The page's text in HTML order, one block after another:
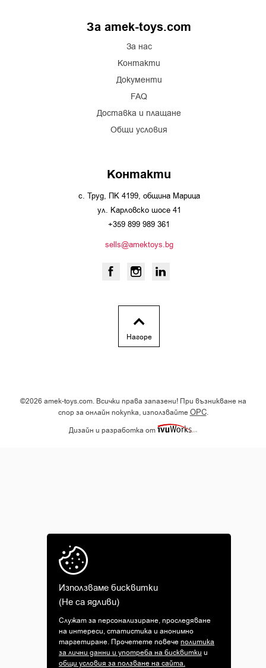
Използваме бисквитки
(Не са ядливи)
Служат за персонализиране, проследяване
на интереси, статистика и анонимно
таргетиране. Прочетете повечеполитика
за лични данни и употреба на бисквитки и
общи условия за ползване на сайта.
За amek-toys.com
За нас
Контакти
Документи
FAQ
Доставка и плащане
Общи условия
Контакти
с. Труд, ПК 4199, община Марица
ул. Карловско шосе 41
+359 899 989 361
sells@amektoys.bg
Нагоре
©2026 amek-toys.com. Всички права запазени! При възникване на
спор за онлайн покупка, използвайтеОРС.
Дизайн и разработка от